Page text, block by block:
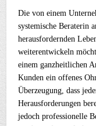
Die von einem
systemische Beraterin
herausfordernden
weiterentwickeln
einem ganzheitlichen
Kunden ein offenes
Überzeugung, dass
Herausforderungen
jedoch professionelle